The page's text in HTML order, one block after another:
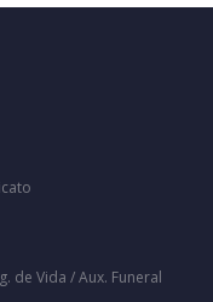
de Vida / Aux. Funeral